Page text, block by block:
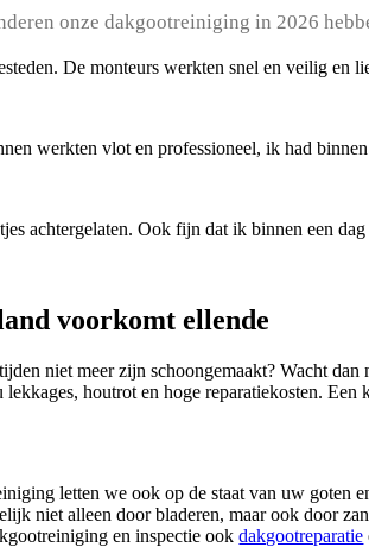
onze dakgootreiniging in 2026
De monteurs werkten snel en veilig en
werkten vlot en professioneel, ik had
achtergelaten. Ook fijn dat ik binnen een dag
voorkomt ellende
niet meer zijn schoongemaakt? Wacht
houtrot en hoge reparatiekosten. Een
letten we ook op de staat van uw goten
niet alleen door bladeren, maar ook door
en inspectie ookdakgootreparatie